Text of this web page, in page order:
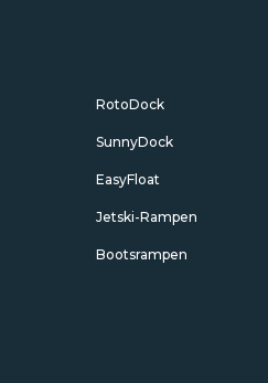
RotoDock
SunnyDock
EasyFloat
Jetski-Rampen
Bootsrampen